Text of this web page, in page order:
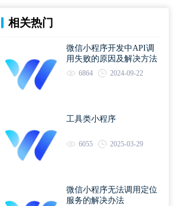
相关热门
微信小程序开发中API调
用失败的原因及解决方法
6864 2024-09-22
工具类小程序
6055 2025-03-29
微信小程序无法调用定位
服务的解决办法